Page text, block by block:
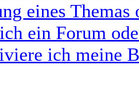
eines Themas
ein Forum
ich meine